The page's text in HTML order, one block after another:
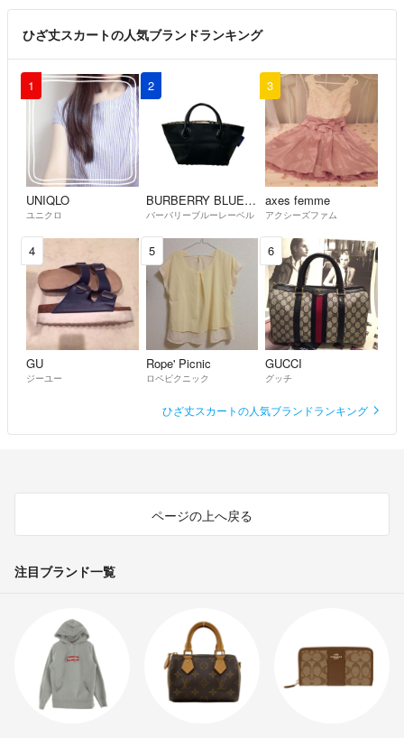
ひざ丈スカートの人気ブランドランキング
1
UNIQLO
ユニクロ
2
BURBERRY BLUE LABEL
バーバリーブルーレーベル
3
axes femme
アクシーズファム
4
GU
ジーユー
5
Rope' Picnic
ロペピクニック
6
GUCCI
グッチ
ひざ丈スカートの人気ブランドランキング
ページの上へ戻る
注目ブランド一覧